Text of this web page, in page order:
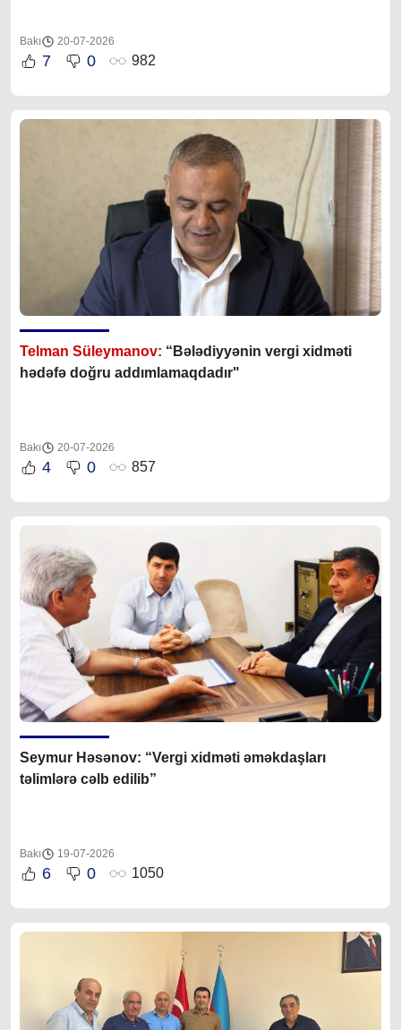
Bakı 20-07-2026
7 0 982
Telman Süleymanov: “Bələdiyyənin vergi xidməti
hədəfə doğru addımlamaqdadır"
Bakı 20-07-2026
4 0 857
Seymur Həsənov: “Vergi xidməti əməkdaşları
təlimlərə cəlb edilib”
Bakı 19-07-2026
6 0 1050